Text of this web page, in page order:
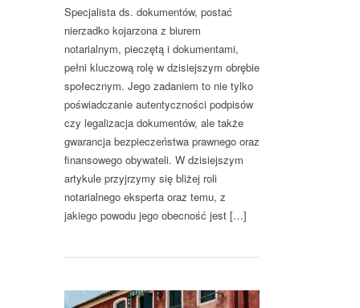
Specjalista ds. dokumentów, postać
nierzadko kojarzona z biurem
notarialnym, pieczętą i dokumentami,
pełni kluczową rolę w dzisiejszym obrębie
społecznym. Jego zadaniem to nie tylko
poświadczanie autentyczności podpisów
czy legalizacja dokumentów, ale także
gwarancja bezpieczeństwa prawnego oraz
finansowego obywateli. W dzisiejszym
artykule przyjrzymy się bliżej roli
notarialnego eksperta oraz temu, z
jakiego powodu jego obecność jest […]